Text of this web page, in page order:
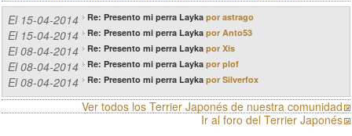
El 15-04-2014
Re: Presento mi perra Layka por astrago
El 15-04-2014 Re: Presento mi perra Layka por Anto53
El 08-04-2014 Re: Presento mi perra Layka por Xis
El 08-04-2014 Re: Presento mi perra Layka por plof
El 08-04-2014 Re: Presento mi perra Layka por Silverfox
Ver todos los Terrier Japonés de nuestra comunidad
Ir al foro del Terrier Japonés